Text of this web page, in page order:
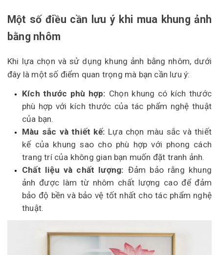
Một số điều cần lưu ý khi mua khung ảnh
bằng nhôm
Khi lựa chọn và sử dụng khung ảnh bằng nhôm, dưới
đây là một số điểm quan trọng mà bạn cần lưu ý:
Kích thước phù hợp: Chọn khung có kích thước
phù hợp với kích thước của tác phẩm nghệ thuật
của bạn.
Màu sắc và thiết kế: Lựa chọn màu sắc và thiết
kế của khung sao cho phù hợp với phong cách
trang trí của không gian bạn muốn đặt tranh ảnh.
Chất liệu và chất lượng: Đảm bảo rằng khung
ảnh được làm từ nhôm chất lượng cao để đảm
bảo độ bền và bảo vệ tốt nhất cho tác phẩm nghệ
thuật.